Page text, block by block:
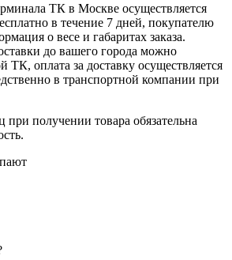
ТК в Москве осуществляется
в течение 7 дней, покупателю
о весе и габаритах заказа.
до вашего города можно
ТК, оплата за доставку осуществляется
в транспортной компании при
получении товара обязательна